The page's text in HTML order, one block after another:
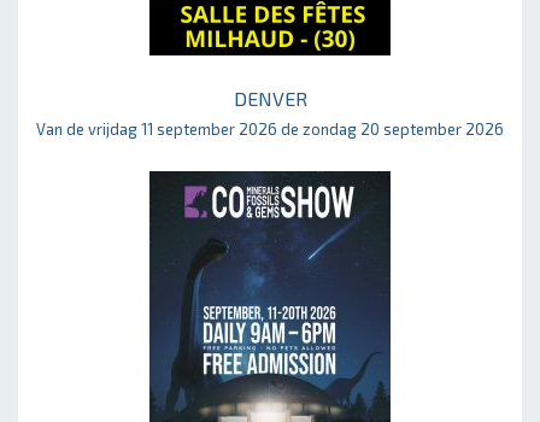
DENVER
Van de vrijdag 11 september 2026 de zondag 20 september 2026